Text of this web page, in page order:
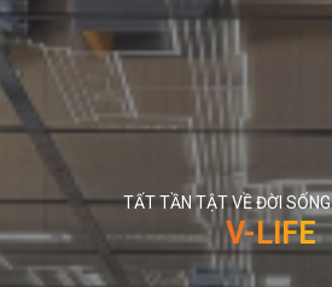
TẤT TẦN TẬT VỀ ĐỜI
V-LIFE